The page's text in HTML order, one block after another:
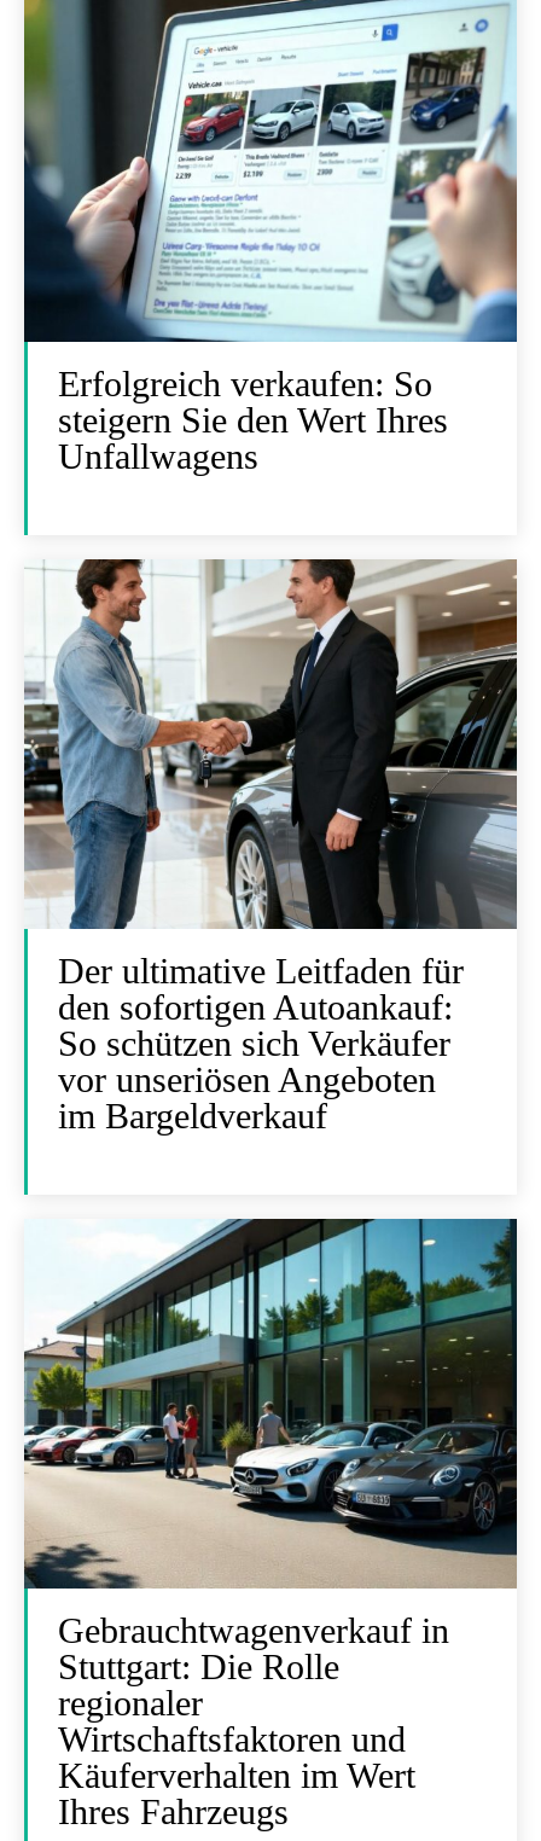
Erfolgreich verkaufen: So
steigern Sie den Wert Ihres
Unfallwagens
Der ultimative Leitfaden für
den sofortigen Autoankauf:
So schützen sich Verkäufer
vor unseriösen Angeboten
im Bargeldverkauf
Gebrauchtwagenverkauf in
Stuttgart: Die Rolle
regionaler
Wirtschaftsfaktoren und
Käuferverhalten im Wert
Ihres Fahrzeugs